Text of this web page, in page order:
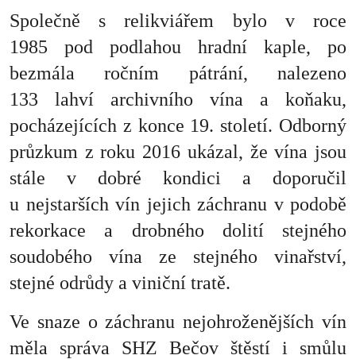
Společně s relikviářem bylo v roce
1985 pod podlahou hradní kaple, po
bezmála ročním pátrání, nalezeno
133 lahví archivního vína a koňaku,
pocházejících z konce 19. století. Odborný
průzkum z roku 2016 ukázal, že vína jsou
stále v dobré kondici a doporučil
u nejstarších vín jejich záchranu v podobě
rekorkace a drobného dolití stejného
soudobého vína ze stejného vinařství,
stejné odrůdy a viniční tratě.
Ve snaze o záchranu nejohroženějších vín
měla správa SHZ Bečov štěstí i smůlu